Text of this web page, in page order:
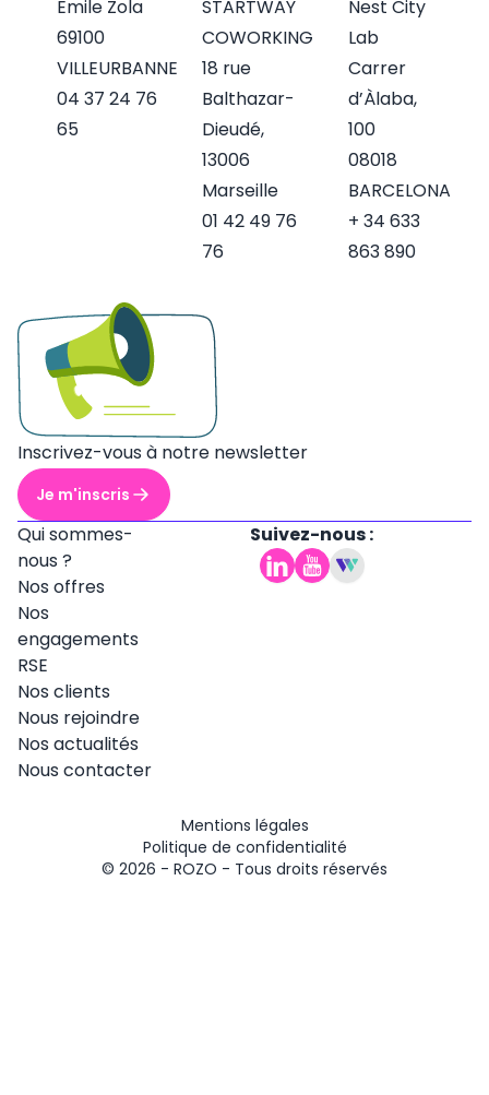
Emile Zola
69100
VILLEURBANNE
04 37 24 76
65
STARTWAY
COWORKING
18 rue
Balthazar-
Dieudé,
13006
Marseille
01 42 49 76
76
Nest City
Lab
Carrer
d’Àlaba,
100
08018
BARCELONA
+ 34 633
863 890
Inscrivez-vous à notre newsletter
Je m'inscris
Qui sommes-
nous ?
Nos offres
Nos
engagements
RSE
Nos clients
Nous rejoindre
Nos actualités
Nous contacter
Suivez-nous :
Mentions légales
Politique de confidentialité
© 2026 - ROZO - Tous droits réservés